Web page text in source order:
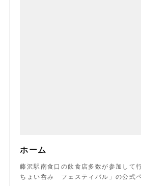
ホーム
藤沢駅南食口の飲食店多数が参加して
ちょい呑み フェスティバル」の公式